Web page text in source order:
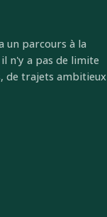
un parcours à la
n'y a pas de limite
de trajets ambitieux